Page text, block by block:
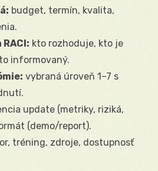
budget, termín, kvalita,
kto rozhoduje, kto je
informovaný.
vybraná úroveň 1–7 s
update (metriky, riziká,
(demo/report).
tréning, zdroje, dostupnosť